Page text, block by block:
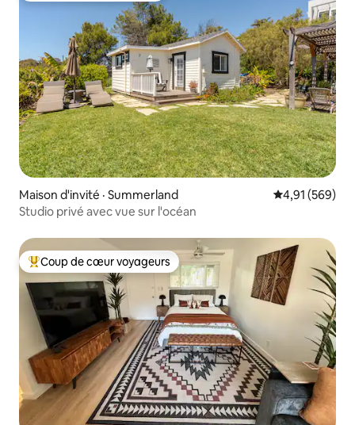
Maison d'invité · Summerland Note
4,91 (569)
Studio privé avec vue sur l'océan
Coup de cœur voyageurs parmi les plus aimés
Coup de cœur voyageurs